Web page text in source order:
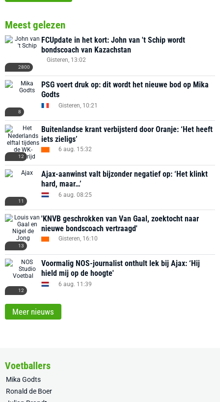
Meest gelezen
2800
FCUpdate in het kort: John van 't Schip wordt
bondscoach van Kazachstan
Gisteren, 13:02
8
PSG voert druk op: dit wordt het nieuwe bod op Mika
Godts
Gisteren, 10:21
12
Buitenlandse krant verbijsterd door Oranje: ‘Het heeft
iets zieligs’
6 aug. 15:32
11
Ajax-aanwinst valt bijzonder negatief op: ‘Het klinkt
hard, maar…’
6 aug. 08:25
13
'KNVB geschrokken van Van Gaal, zoektocht naar
nieuwe bondscoach vertraagd'
Gisteren, 16:10
12
Voormalig NOS-journalist onthult lek bij Ajax: ‘Hij
hield mij op de hoogte'
6 aug. 11:39
Meer nieuws
Voetballers
Mika Godts
Ronald de Boer